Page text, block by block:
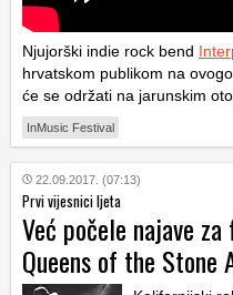
Njujorški indie rock bend
hrvatskom publikom na
će se održati na jarunskim
InMusic Festival
22.09.2017. (07:13)
Prvi vijesnici ljeta
Već počele najave
Queens of the Stone